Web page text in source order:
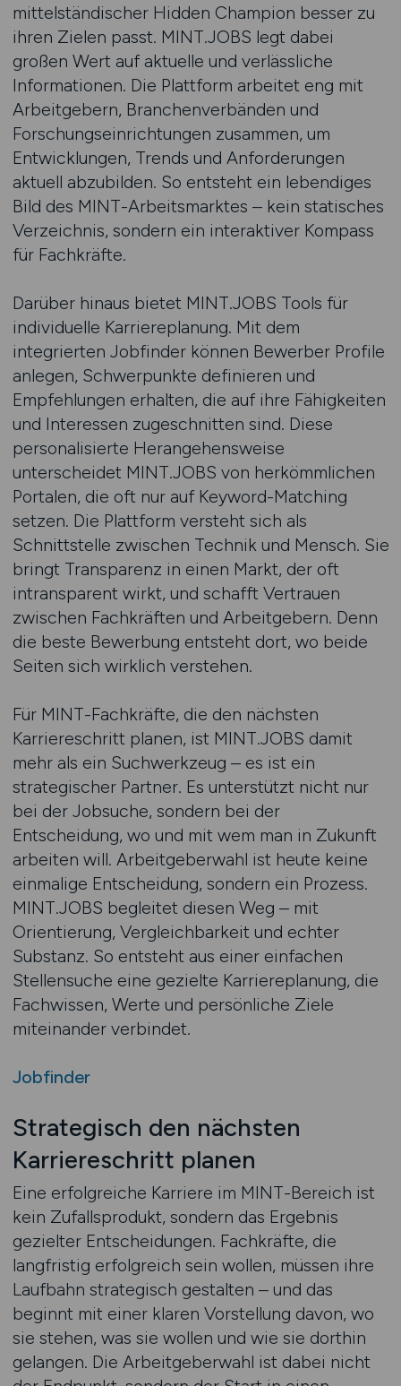
mittelständischer Hidden Champion besser zu
ihren Zielen passt. MINT.JOBS legt dabei
großen Wert auf aktuelle und verlässliche
Informationen. Die Plattform arbeitet eng mit
Arbeitgebern, Branchenverbänden und
Forschungseinrichtungen zusammen, um
Entwicklungen, Trends und Anforderungen
aktuell abzubilden. So entsteht ein lebendiges
Bild des MINT-Arbeitsmarktes – kein statisches
Verzeichnis, sondern ein interaktiver Kompass
für Fachkräfte.
Darüber hinaus bietet MINT.JOBS Tools für
individuelle Karriereplanung. Mit dem
integrierten Jobfinder können Bewerber Profile
anlegen, Schwerpunkte definieren und
Empfehlungen erhalten, die auf ihre Fähigkeiten
und Interessen zugeschnitten sind. Diese
personalisierte Herangehensweise
unterscheidet MINT.JOBS von herkömmlichen
Portalen, die oft nur auf Keyword-Matching
setzen. Die Plattform versteht sich als
Schnittstelle zwischen Technik und Mensch. Sie
bringt Transparenz in einen Markt, der oft
intransparent wirkt, und schafft Vertrauen
zwischen Fachkräften und Arbeitgebern. Denn
die beste Bewerbung entsteht dort, wo beide
Seiten sich wirklich verstehen.
Für MINT-Fachkräfte, die den nächsten
Karriereschritt planen, ist MINT.JOBS damit
mehr als ein Suchwerkzeug – es ist ein
strategischer Partner. Es unterstützt nicht nur
bei der Jobsuche, sondern bei der
Entscheidung, wo und mit wem man in Zukunft
arbeiten will. Arbeitgeberwahl ist heute keine
einmalige Entscheidung, sondern ein Prozess.
MINT.JOBS begleitet diesen Weg – mit
Orientierung, Vergleichbarkeit und echter
Substanz. So entsteht aus einer einfachen
Stellensuche eine gezielte Karriereplanung, die
Fachwissen, Werte und persönliche Ziele
miteinander verbindet.
Jobfinder
Strategisch den nächsten
Karriereschritt planen
Eine erfolgreiche Karriere im MINT-Bereich ist
kein Zufallsprodukt, sondern das Ergebnis
gezielter Entscheidungen. Fachkräfte, die
langfristig erfolgreich sein wollen, müssen ihre
Laufbahn strategisch gestalten – und das
beginnt mit einer klaren Vorstellung davon, wo
sie stehen, was sie wollen und wie sie dorthin
gelangen. Die Arbeitgeberwahl ist dabei nicht